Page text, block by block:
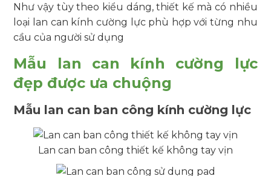
Như vậy tùy theo kiểu dáng, thiết kế mà có nhiều
loại lan can kính cường lực phù hợp với từng nhu
cầu của người sử dụng
Mẫu lan can kính cường lực
đẹp được ưa chuộng
Mẫu lan can ban công kính cường lực
Lan can ban công thiết kế không tay vịn